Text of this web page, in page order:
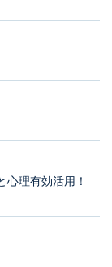
心理有効活用！